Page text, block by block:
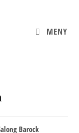
MENY
Barock